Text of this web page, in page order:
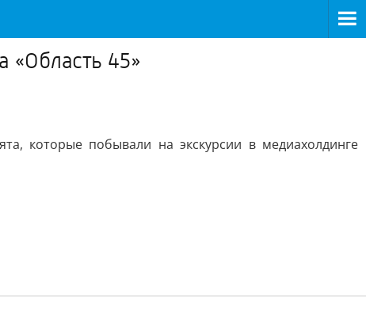
«Область 45»
которые побывали на экскурсии в медиахолдинге